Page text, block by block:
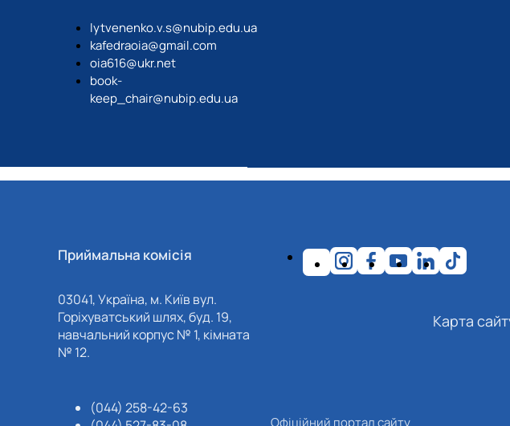
lytvenenko.v.s@nubip.edu.ua
kafedraoia@gmail.com
oia616@ukr.net
book-
keep_chair@nubip.edu.ua
Приймальна комісія
03041, Україна, м. Київ вул.
Горіхуватський шлях, буд. 19,
навчальний корпус № 1, кімната
№ 12.
(044) 258-42-63
Карта
Офіційний портал сайту